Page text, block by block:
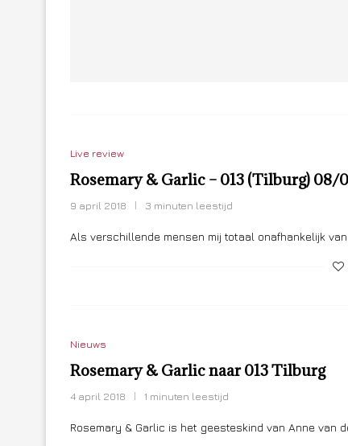
Live review
Rosemary & Garlic – 013 (Tilburg) 08/
9 april 2018 3 minuten leestijd
Als verschillende mensen mij totaal onafhankelijk
Nieuws
Rosemary & Garlic naar 013 Tilburg
4 april 2018 1 minuten leestijd
Rosemary & Garlic is het geesteskind van Anne van